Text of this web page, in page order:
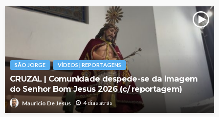
SÃO JORGE VÍDEOS | REPORTAGENS
CRUZAL | Comunidade despede-se da imagem
do Senhor Bom Jesus 2026 (c/ reportagem)
Mauricio De Jesus 4 dias atrás